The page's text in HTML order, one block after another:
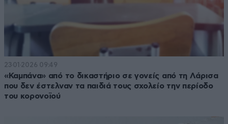
23·01·2026 09:49
«Καμπάνα» από το δικαστήριο σε γονείς από τη Λάρισα
που δεν έστελναν τα παιδιά τους σχολείο την περίοδο
του κορονοϊού